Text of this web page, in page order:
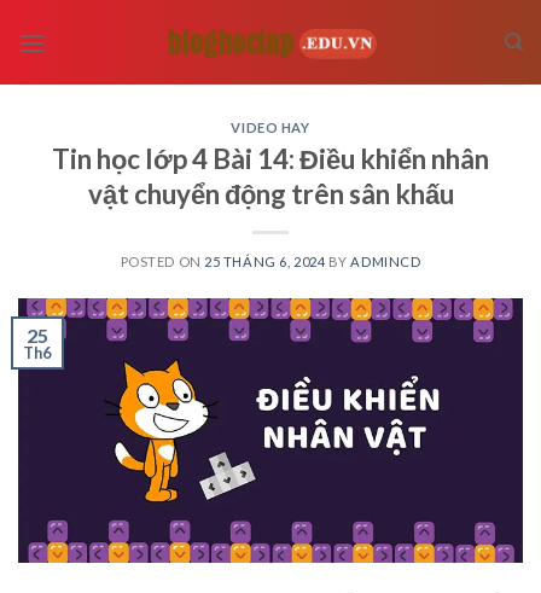
VIDEO HAY
Tin học lớp 4 Bài 14: Điều khiển nhân
vật chuyển động trên sân khấu
POSTED ON 25 THÁNG 6, 2024 BY ADMINCD
25
Th6